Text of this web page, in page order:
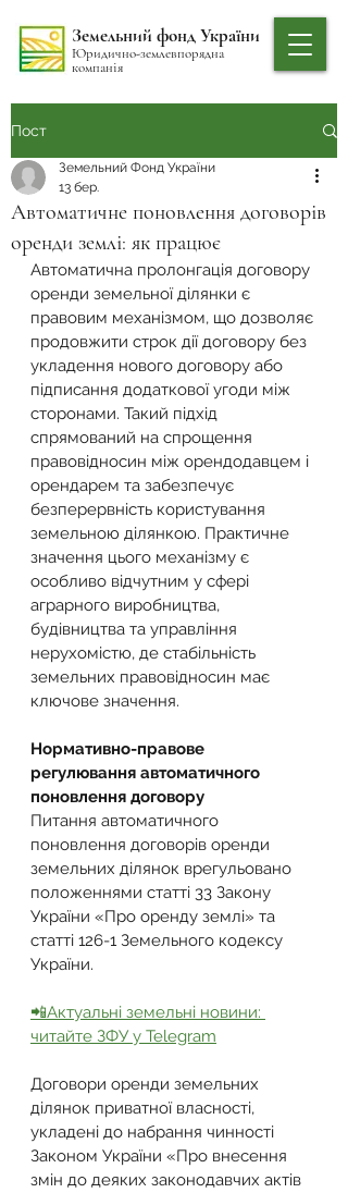
Земельний фонд України
Юридично-землевпорядна
компанія
Пост
Автоматичне поновлення договорів
оренди землі: як працює
Земельний Фонд України
13 бер.
Автоматична пролонгація договору
оренди земельної ділянки є
правовим механізмом, що дозволяє
продовжити строк дії договору без
укладення нового договору або
підписання додаткової угоди між
сторонами. Такий підхід
спрямований на спрощення
правовідносин між орендодавцем і
орендарем та забезпечує
безперервність користування
земельною ділянкою. Практичне
значення цього механізму є
особливо відчутним у сфері
аграрного виробництва,
будівництва та управління
нерухомістю, де стабільність
земельних правовідносин має
ключове значення.
Нормативно-правове
регулювання автоматичного
поновлення договору
Питання автоматичного
поновлення договорів оренди
земельних ділянок врегульовано
положеннями статті 33 Закону
України «Про оренду землі» та
статті 126-1 Земельного кодексу
України.
📲Актуальні земельні новини:
читайте ЗФУ у Telegram
Договори оренди земельних
ділянок приватної власності,
укладені до набрання чинності
Законом України «Про внесення
змін до деяких законодавчих актів